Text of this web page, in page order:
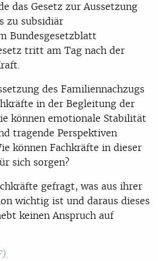
das Gesetz zur Aussetzung
zu subsidiär
Bundesgesetzblatt
tritt am Tag nach der
des Familiennachzugs
in der Begleitung der
können emotionale Stabilität
tragende Perspektiven
können Fachkräfte in dieser
sich sorgen?
gefragt, was aus ihrer
wichtig ist und daraus dieses
keinen Anspruch auf